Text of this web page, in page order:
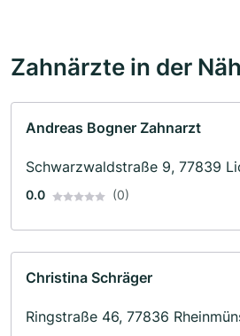
Zahnärzte in der
Andreas Bogner Zahnarzt
Schwarzwaldstraße 9, 77839
0.0 (0)
Christina Schräger
Ringstraße 46, 77836